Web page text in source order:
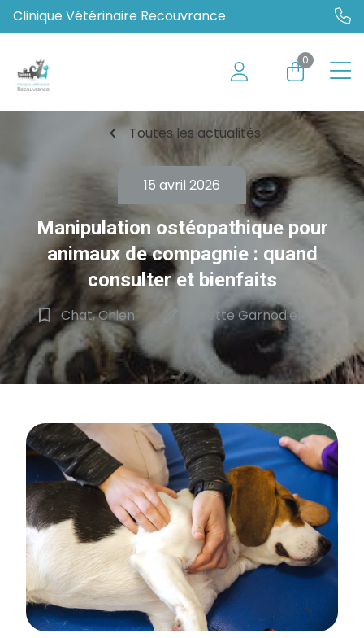
Clinique Vétérinaire Recouvrance
0
chevron_left Toutes les actualités
15 avril 2026
Manipulation ostéopathique pour
animaux de compagnie : quand
consulter et bienfaits
bookmark_border Chat, Chien edit Juliette Garnodier